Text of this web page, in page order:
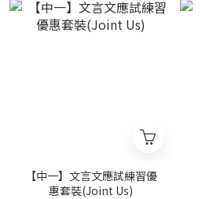
【中一】文言文應試練習優
惠套裝(Joint Us)